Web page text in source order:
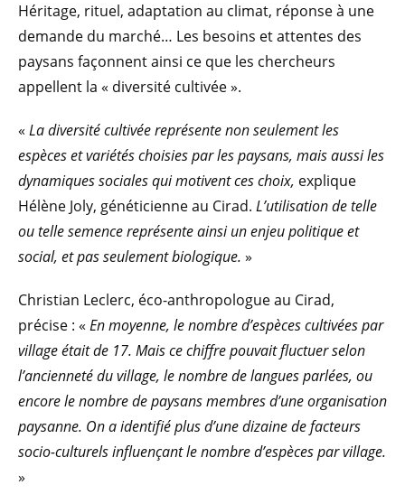
Héritage, rituel, adaptation au climat, réponse à une
demande du marché… Les besoins et attentes des
paysans façonnent ainsi ce que les chercheurs
appellent la « diversité cultivée ».
« La diversité cultivée représente non seulement les
espèces et variétés choisies par les paysans, mais aussi les
dynamiques sociales qui motivent ces choix, explique
Hélène Joly, généticienne au Cirad. L’utilisation de telle
ou telle semence représente ainsi un enjeu politique et
social, et pas seulement biologique. »
Christian Leclerc, éco-anthropologue au Cirad,
précise : « En moyenne, le nombre d’espèces cultivées par
village était de 17. Mais ce chiffre pouvait fluctuer selon
l’ancienneté du village, le nombre de langues parlées, ou
encore le nombre de paysans membres d’une organisation
paysanne. On a identifié plus d’une dizaine de facteurs
socio-culturels influençant le nombre d’espèces par village.
»